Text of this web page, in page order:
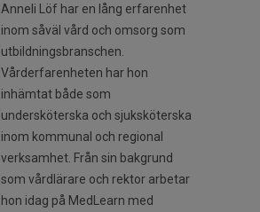
Anneli Löf har en lång erfarenhet
inom såväl vård och omsorg som
utbildningsbranschen.
Vårderfarenheten har hon
inhämtat både som
undersköterska och sjuksköterska
inom kommunal och regional
verksamhet. Från sin bakgrund
som vårdlärare och rektor arbetar
hon idag på MedLearn med